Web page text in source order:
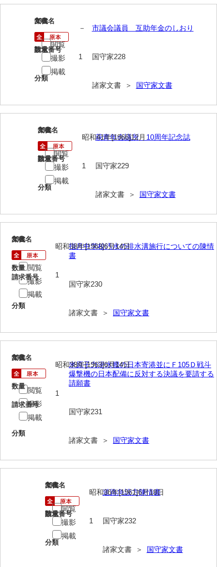
小田家文書（柳井市和田）
小田家文書（山口市下小鯖）
小野家文書
影山家文書
鍛冶利吉文書
片岡トミ子自作農地木札
堅田家文書（一般郷土伝来）
堅田家文書（山口市）
片山家文書（阿東町）
片山家文書（美和町）
月輪寺文書
桂家文書（防府市）
桂家文書（宇部市1）
桂家文書（下関市長府）
桂家文書（大阪市）
金谷家文書
金子家文書
兼田家文書
上村家文書
上矢田井手文書
230
文書名
市議会議員 互助年金のしおり
請求番号
国守家228
分類
諸家文書 ＞ 国守家文書
年代
－
数量
1
閲覧
撮影
掲載
231
文書名
萩青年会議所 10周年記念誌
請求番号
国守家229
分類
諸家文書 ＞ 国守家文書
年代
昭和41年[1966]12月
数量
1
閲覧
撮影
掲載
232
文書名
指月中学校汚水の排水溝施行についての陳情
書
請求番号
国守家230
分類
諸家文書 ＞ 国守家文書
年代
昭和38年[1963]6月14日
数量
1
閲覧
撮影
掲載
233
文書名
米原子力潜水艦の日本寄港並にＦ105Ｄ戦斗
爆撃機の日本配備に反対する決議を要請する
請願書
請求番号
国守家231
分類
諸家文書 ＞ 国守家文書
年代
昭和38年[1963]6月14日
数量
1
閲覧
撮影
掲載
234
文書名
道路急設方陳情書
請求番号
国守家232
分類
諸家文書 ＞ 国守家文書
年代
昭和36年[1961]6月18日
数量
1
閲覧
撮影
掲載